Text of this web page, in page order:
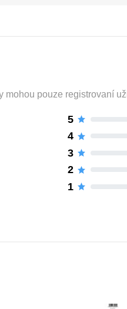
pouze registrovaní
5
4
3
2
1